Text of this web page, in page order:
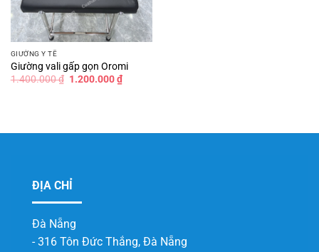
GIƯỜNG Y TẾ
Giường vali gấp gọn Oromi
1.400.000₫ Giá
1.200.000₫Giá
hiện
ĐỊA CHỈ
Đà Nẵng
- 316 Tôn Đức Thắng, Đà Nẵng